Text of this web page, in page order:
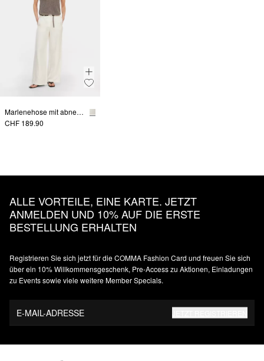
Marlenehose mit abnehmbarem Gürtel
CHF 189.90
ALLE VORTEILE, EINE KARTE. JETZT
ANMELDEN UND 10% AUF DIE ERSTE
BESTELLUNG ERHALTEN
Registrieren Sie sich jetzt für die COMMA Fashion Card und freuen Sie sich
über ein 10% Willkommensgeschenk, Pre-Access zu Aktionen, Einladungen
zu Events sowie viele weitere Member Specials.
E-MAIL-ADRESSE